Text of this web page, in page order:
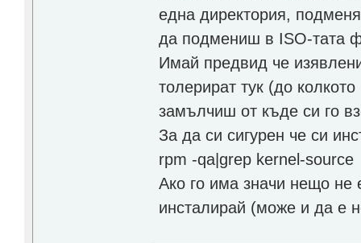
една директория,
да подмениш в ISO-тата
Имай предвид че
толерират тук (до
замълчиш от къде си го
За да си сигурен че си
rpm -qa|grep kernel-source
Ако го има значи нещо не
инсталирай (може и да е